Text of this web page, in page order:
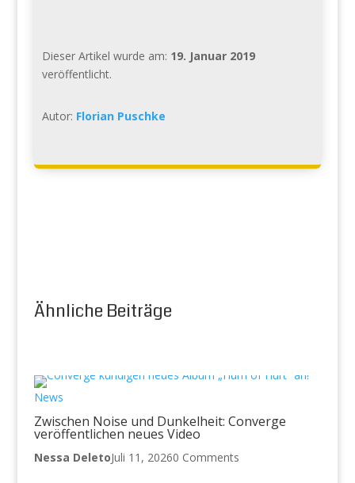
Dieser Artikel wurde am: 19. Januar 2019
veröffentlicht.
Autor: Florian Puschke
Ähnliche Beiträge
News
Zwischen Noise und Dunkelheit: Converge
veröffentlichen neues Video
Nessa DeletoJuli 11, 20260 Comments